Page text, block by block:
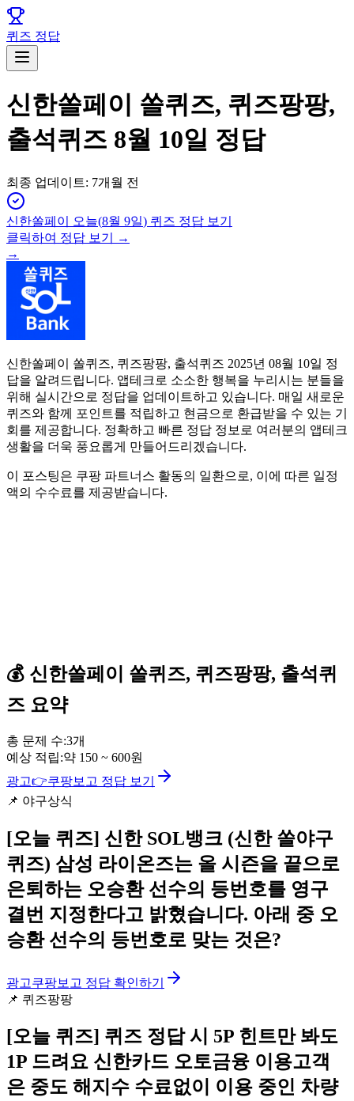
퀴즈 정답
신한쏠페이 쏠퀴즈, 퀴즈팡팡,
출석퀴즈 8월 10일 정답
최종 업데이트: 7개월 전
신한쏠페이 오늘(8월 9일) 퀴즈 정답 보기
클릭하여 정답 보기 →
→
신한쏠페이 쏠퀴즈, 퀴즈팡팡, 출석퀴즈 2025년 08월 10일 정
답을 알려드립니다. 앱테크로 소소한 행복을 누리시는 분들을
위해 실시간으로 정답을 업데이트하고 있습니다. 매일 새로운
퀴즈와 함께 포인트를 적립하고 현금으로 환급받을 수 있는 기
회를 제공합니다. 정확하고 빠른 정답 정보로 여러분의 앱테크
생활을 더욱 풍요롭게 만들어드리겠습니다.
이 포스팅은 쿠팡 파트너스 활동의 일환으로, 이에 따른 일정
액의 수수료를 제공받습니다.
💰 신한쏠페이
쏠퀴즈, 퀴즈팡팡, 출석퀴
즈 요약
총 문제 수:3개
예상 적립:약 150 ~ 600원
광고👉쿠팡보고 정답 보기
📌 야구상식
[오늘 퀴즈] 신한 SOL뱅크 (신한 쏠야구
퀴즈) 삼성 라이온즈는 올 시즌을 끝으로
은퇴하는 오승환 선수의 등번호를 영구
결번 지정한다고 밝혔습니다. 아래 중 오
승환 선수의 등번호로 맞는 것은?
광고쿠팡보고 정답 확인하기
📌 퀴즈팡팡
[오늘 퀴즈] 퀴즈 정답 시 5P 힌트만 봐도
1P 드려요 신한카드 오토금융 이용고객
은 중도 해지수 수료없이 이용 중인 차량